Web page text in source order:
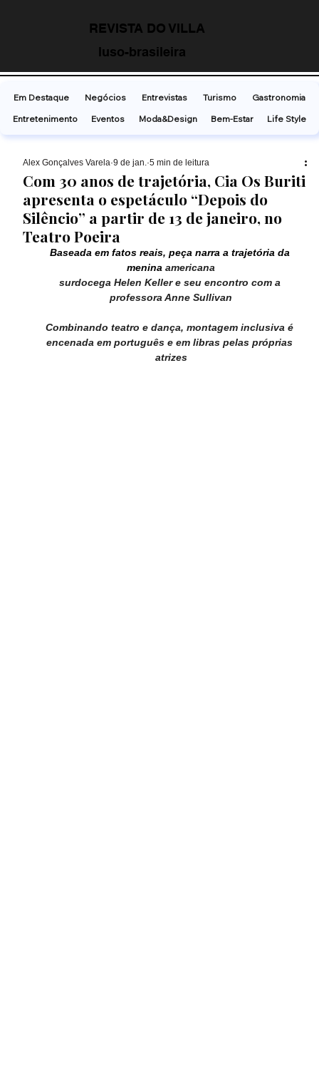
REVISTA DO VILLA
luso-brasileira
Com 30 anos de trajetória, Cia Os Buriti
apresenta o espetáculo “Depois do
Silêncio” a partir de 13 de janeiro, no
Teatro Poeira
Alex Gonçalves Varela 9 de jan. 5 min de leitura
Baseada em fatos reais, peça narra a trajetória da
menina americana
surdocega Helen Keller e seu encontro com a
professora Anne Sullivan
Combinando teatro e dança, montagem inclusiva é
encenada em português e em libras pelas próprias
atrizes
Em Destaque Negócios Entrevistas Turismo
Gastronomia
Entretenimento
Eventos Moda&Design Bem-Estar Life Style